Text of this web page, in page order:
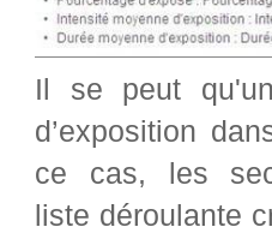
Il se peut
d’exposition
ce cas, les
liste déroulante